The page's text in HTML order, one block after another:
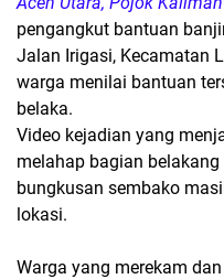
pengangkut bantuan
Jalan Irigasi, Kecamatan
warga menilai bantuan
belaka.
Video kejadian yang
melahap bagian
bungkusan sembako
lokasi.
Warga yang merekam